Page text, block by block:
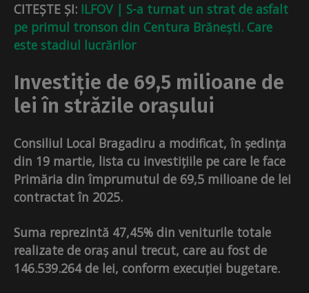
CITEȘTE ȘI: ILFOV | S-a turnat un strat de asfalt
pe primul tronson din Centura Brănești. Care
este stadiul lucrărilor
Investiție de 69,5 milioane de
lei în străzile orașului
Consiliul Local Bragadiru a modificat, în ședința
din 19 martie, lista cu investițiile pe care le face
Primăria din împrumutul de 69,5 milioane de lei
contractat în 2025.
Suma reprezintă 47,45% din veniturile totale
realizate de oraș anul trecut, care au fost de
146.539.264 de lei, conform execuției bugetare.